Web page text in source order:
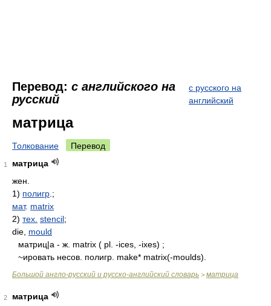
Перевод: с английского на
русский
с русского на
английский
матрица
Толкование Перевод
1
матрица
жен.
1) полигр .;
мат. matrix
2) тех. stencil;
die, mould
матриц|а - ж. matrix ( pl. -ices, -ixes) ;
~ировать несов. полигр. make* matrix(-moulds).
Большой англо-русский и русско-английский словарь > матрица
2
матрица